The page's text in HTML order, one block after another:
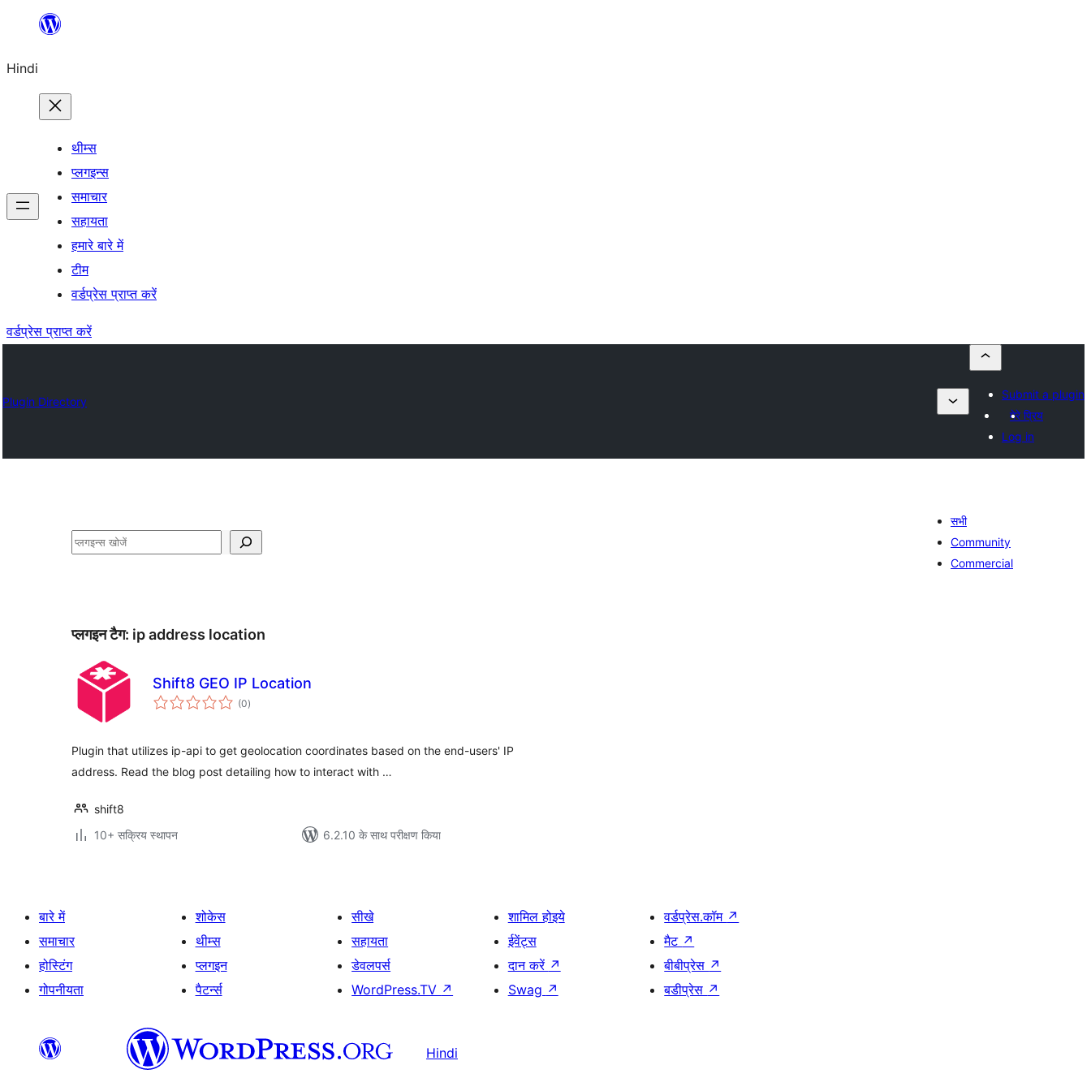
सामग्री
जाएं
Hindi
थीम्स
प्लगइन्स
समाचार
सहायता
हमारे बारे में
टीम
वर्डप्रेस प्राप्त करें
वर्डप्रेस प्राप्त करें
Plugin Directory
Submit a plugin
मेरे प्रिय
Log in
खोजें
सभी
Community
Commercial
प्लगइन टैग: ip address location
Shift8 GEO IP Location
(0कुल
दर)
Plugin that utilizes ip-api to get geolocation coordinates based on the end-users' IP
address. Read the blog post detailing how to interact with …
shift8
10+ सक्रिय स्थापन
6.2.10 के साथ परीक्षण किया
बारे में
समाचार
होस्टिंग
गोपनीयता
शोकेस
थीम्स
प्लगइन
पैटर्न्स
सीखे
सहायता
डेवलपर्स
WordPress.TV ↗
शामिल होइये
ईवेंट्स
दान करें ↗
Swag ↗
वर्डप्रेस.कॉम ↗
मैट ↗
बीबीप्रेस ↗
बडीप्रेस ↗
Hindi